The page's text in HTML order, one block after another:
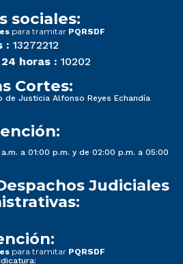
sociales:
para tramitar PQRSDF
: 13272212
horas : 10202
Cortes:
de Justicia Alfonso Reyes Echandía
a 01:00 p.m. y de 02:00 p.m. a 05:00
Judiciales
para tramitar PQRSDF